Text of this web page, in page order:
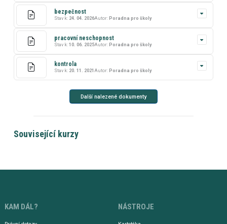
bezpečnost
Stav k: 24. 04. 2026Autor: Poradna pro školy
pracovní neschopnost
Stav k: 10. 06. 2025Autor: Poradna pro školy
kontrola
Stav k: 20. 11. 2021 Autor: Poradna pro školy
Další nalezené dokumenty
Související kurzy
KAM DÁL? NÁSTROJE